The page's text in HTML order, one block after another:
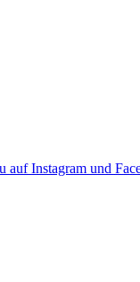
auf Instagram und